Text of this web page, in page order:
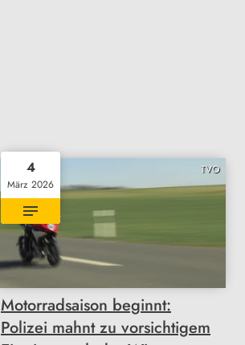
TVO
4
März 2026
Motorradsaison beginnt:
Polizei mahnt zu vorsichtigem